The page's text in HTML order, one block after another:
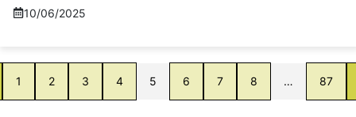
10/06/2025
1 2 3 4 5 6 7 8 … 87